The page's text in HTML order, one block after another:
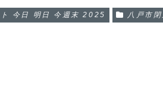
ト 今日 明日 今週末 2025 八戸市